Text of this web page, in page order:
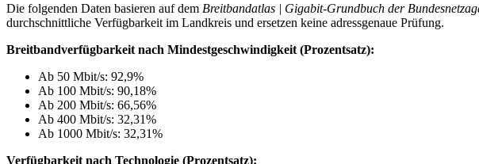
Die folgenden Daten basieren auf dem Breitbandatlas | Gigabit-Grundbuch der
durchschnittliche Verfügbarkeit im Landkreis und ersetzen keine adressgenaue Prüfung.
Breitbandverfügbarkeit nach Mindestgeschwindigkeit (Prozentsatz):
Ab 50 Mbit/s: 92,9%
Ab 100 Mbit/s: 90,18%
Ab 200 Mbit/s: 66,56%
Ab 400 Mbit/s: 32,31%
Ab 1000 Mbit/s: 32,31%
Verfügbarkeit nach Technologie (Prozentsatz):